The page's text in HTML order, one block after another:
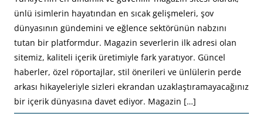
ünlü isimlerin hayatından en sıcak gelişmeleri, şov
dünyasının gündemini ve eğlence sektörünün nabzını
tutan bir platformdur. Magazin severlerin ilk adresi olan
sitemiz, kaliteli içerik üretimiyle fark yaratıyor. Güncel
haberler, özel röportajlar, stil önerileri ve ünlülerin perde
arkası hikayeleriyle sizleri ekrandan uzaklaştıramayacağınız
bir içerik dünyasına davet ediyor. Magazin […]